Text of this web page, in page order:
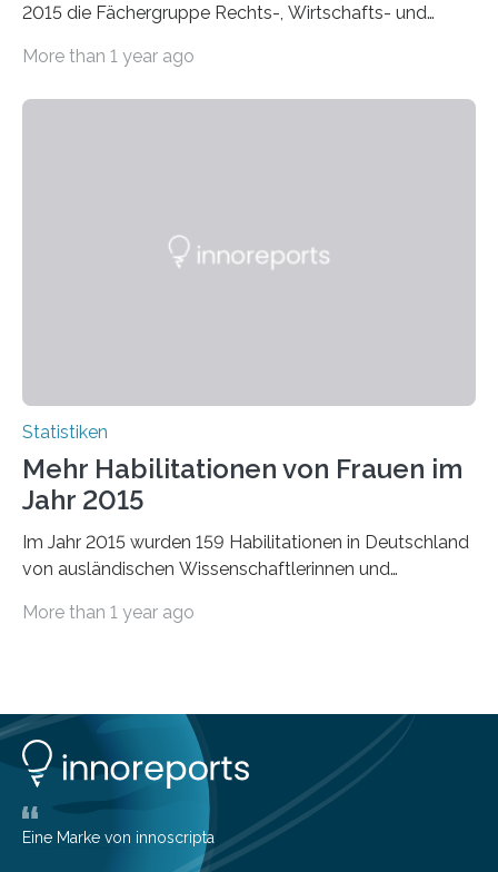
2015 die Fächergruppe Rechts-, Wirtschafts- und
bei…
More than 1 year ago
Statistiken
Mehr Habilitationen von Frauen im
Jahr 2015
Im Jahr 2015 wurden 159 Habilitationen in Deutschland
von ausländischen Wissenschaftlerinnen und
More than 1 year ago
Eine Marke von innoscripta